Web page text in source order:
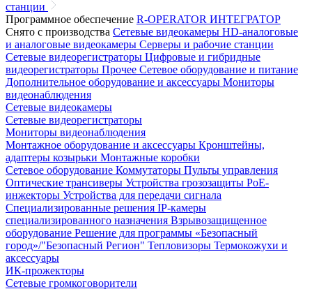
станции
Программное обеспечение R-OPERATOR ИНТЕГРАТОР
Снято с производства Сетевые видеокамеры HD-аналоговые
и аналоговые видеокамеры Серверы и рабочие станции
Сетевые видеорегистраторы Цифровые и гибридные
видеорегистраторы Прочее Сетевое оборудование и питание
Дополнительное оборудование и аксессуары Мониторы
видеонаблюдения
Сетевые видеокамеры
Сетевые видеорегистраторы
Мониторы видеонаблюдения
Монтажное оборудование и аксессуары Кронштейны,
адаптеры козырьки Монтажные коробки
Сетевое оборудование Коммутаторы Пульты управления
Оптические трансиверы Устройства грозозащиты PoE-
инжекторы Устройства для передачи сигнала
Специализированные решения IP-камеры
специализированного назначения Взрывозащищенное
оборудование Решение для программы «Безопасный
город»/"Безопасный Регион" Тепловизоры Термокожухи и
аксессуары
ИК-прожекторы
Сетевые громкоговорители